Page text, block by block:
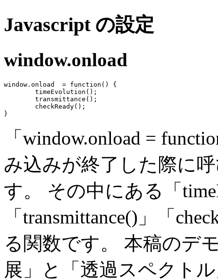
Javascript の設定
window.onload
window.onload  = function() {
「window.onload =
み込みが終了した際に
す。 その中にある「
「transmittance()」「
る関数です。 本稿のデ
展」と「透過スペクト